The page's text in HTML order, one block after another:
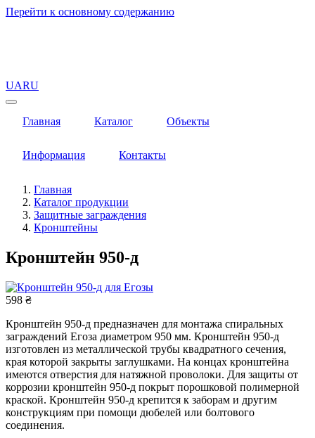
Перейти к основному содержанию
UARU
Главная Каталог Объекты
Информация Контакты
Главная
Каталог продукции
Защитные заграждения
Кронштейны
Кронштейн 950-д
598 ₴
Кронштейн 950-д предназначен для монтажа спиральных
заграждений Егоза диаметром 950 мм. Кронштейн 950-д
изготовлен из металлической трубы квадратного сечения,
края которой закрыты заглушками. На концах кронштейна
имеются отверстия для натяжной проволоки. Для защиты от
коррозии кронштейн 950-д покрыт порошковой полимерной
краской. Кронштейн 950-д крепится к заборам и другим
конструкциям при помощи дюбелей или болтового
соединения.